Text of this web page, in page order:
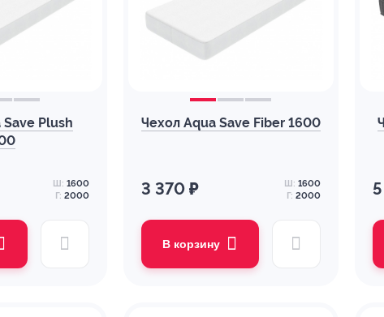
Plush
Ш: 1600
Г: 2000
Чехол Aqua Save Fiber 1600
3 370 ₽ Ш: 1600
Г: 2000
В корзину